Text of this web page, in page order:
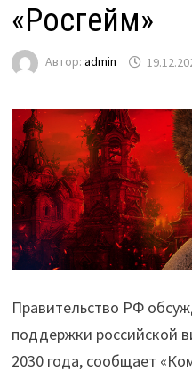
«Росгейм»
Автор: admin
Правительство РФ
поддержки российской
2030 года, сообщает